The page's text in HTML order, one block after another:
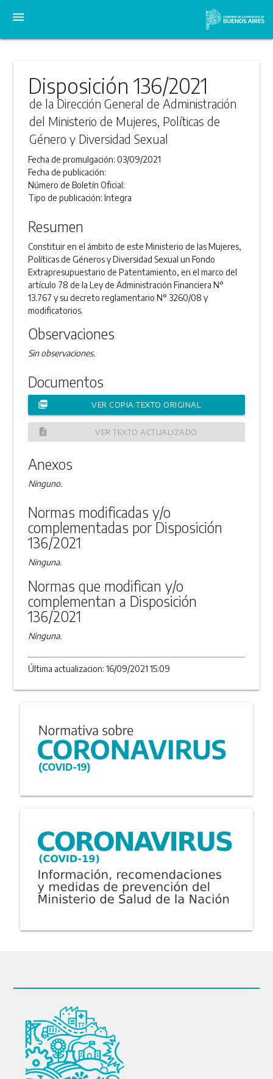
menu
Disposición 136/2021
de la Dirección General de Administración
del Ministerio de Mujeres, Políticas de
Género y Diversidad Sexual
Fecha de promulgación:03/09/2021
Fecha de publicación:
Número de Boletín Oficial:
Tipo de publicación:Integra
Resumen
Constituir en el ámbito de este Ministerio de las Mujeres,
Políticas de Géneros y Diversidad Sexual un Fondo
Extrapresupuestario de Patentamiento, en el marco del
artículo 78 de la Ley de Administración Financiera N°
13.767 y su decreto reglamentario N° 3260/08 y
modificatorios.
Observaciones
Sin observaciones.
Documentos
picture_as_pdf VER COPIA TEXTO ORIGINAL
description VER TEXTO ACTUALIZADO
Anexos
Ninguno.
Normas modificadas y/o
complementadas por Disposición
136/2021
Ninguna.
Normas que modifican y/o
complementan a Disposición
136/2021
Ninguna.
Última actualizacion: 16/09/2021 15:09